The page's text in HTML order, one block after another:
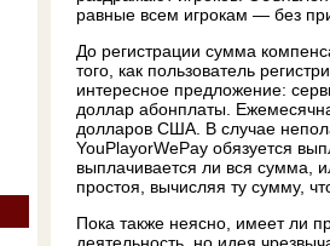
равные всем игрокам — без
До регистрации сумма
того, как пользователь
интересное предложение:
доллар абонплаты.
долларов США. В случае
YouPlayorWePay обязуется
выплачивается ли вся сумма,
простоя, вычисляя ту сумму,
Пока также неясно, имеет ли